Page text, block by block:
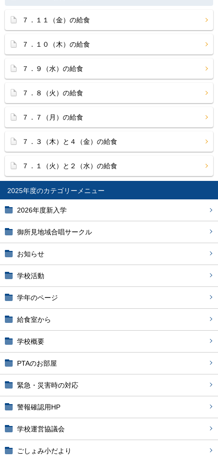
2025年度
2026年度新入学
御所見地域合唱サークル
お知らせ
学校活動
学年のページ
給食室から
学校概要
PTAのお部屋
緊急・災害時の対応
警報確認用HP
学校運営協議会
ごしょみ小だより
７．１１（金）の給食
７．１０（木）の給食
７．９（水）の給食
７．８（火）の給食
７．７（月）の給食
７．３（木）と４（金）の給食
７．１（火）と２（水）の給食